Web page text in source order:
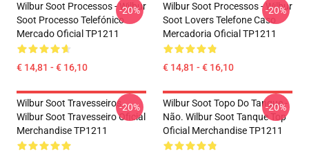
Wilbur Soot Processos - Wilbur
Soot Processo Telefónico
Mercado Oficial TP1211
€ 14,81 - € 16,10
-20%
Wilbur Soot Processos - Wilbur
Soot Lovers Telefone Caso
Mercadoria Oficial TP1211
€ 14,81 - € 16,10
-20%
Wilbur Soot Travesseiros...
Wilbur Soot Travesseiro Oficial
Merchandise TP1211
-20%
Wilbur Soot Topo Do Tanque -
Não. Wilbur Soot Tanque Top
Oficial Merchandise TP1211
-20%